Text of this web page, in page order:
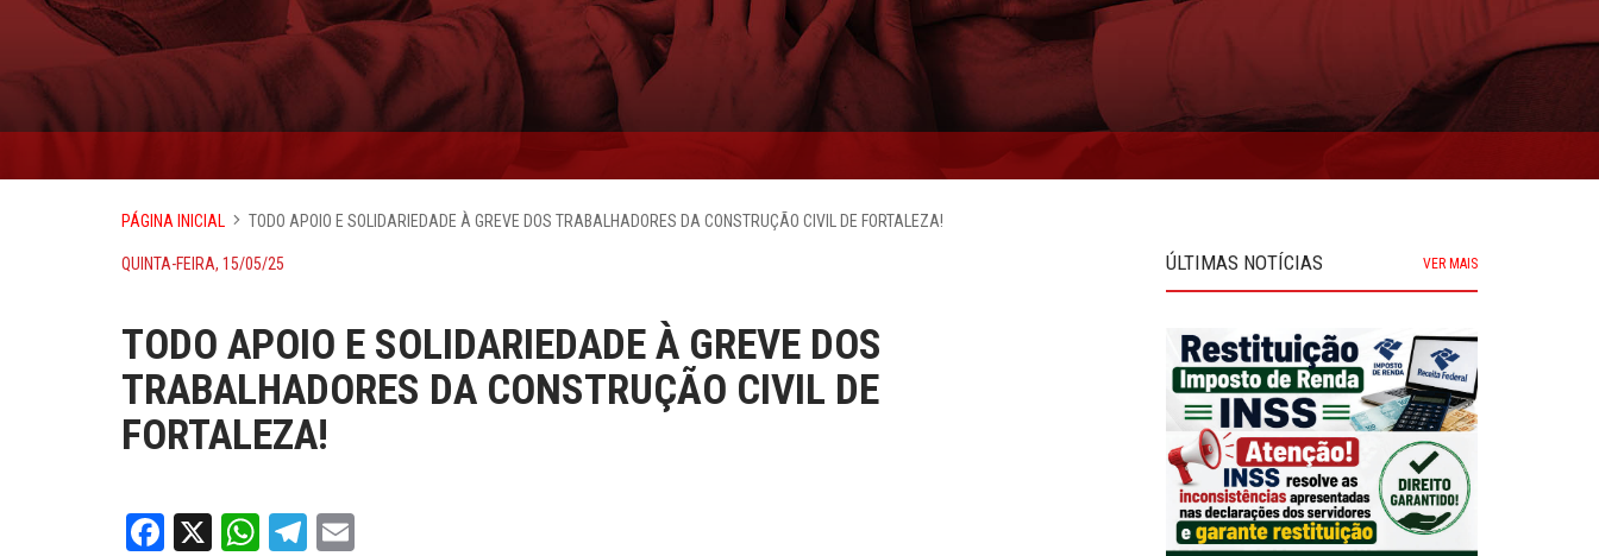
PÁGINA INICIAL TODO APOIO E SOLIDARIEDADE À GREVE DOS TRABALHADORES DA CONSTRUÇÃO CIVIL DE FORTALEZA!
QUINTA-FEIRA, 15/05/25
TODO APOIO E SOLIDARIEDADE À GREVE DOS
TRABALHADORES DA CONSTRUÇÃO CIVIL DE
FORTALEZA!
Facebook
X WhatsApp
Telegram
ÚLTIMAS NOTÍCIAS VER MAIS